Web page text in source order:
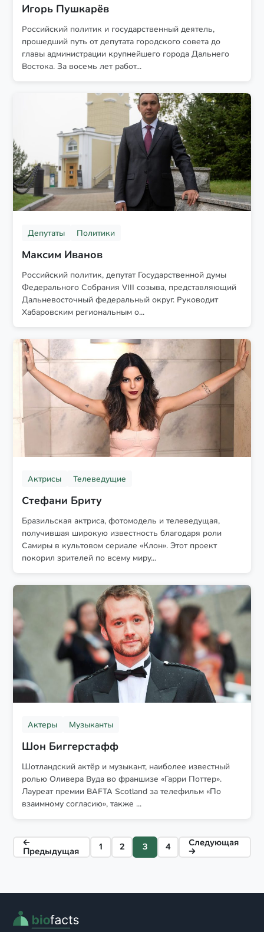
Игорь Пушкарёв
Российский политик и государственный деятель,
прошедший путь от депутата городского совета до
главы администрации крупнейшего города Дальнего
Востока. За восемь лет работ...
Депутаты Политики
Максим Иванов
Российский политик, депутат Государственной думы
Федерального Собрания VIII созыва, представляющий
Дальневосточный федеральный округ. Руководит
Хабаровским региональным о...
Актрисы Телеведущие
Стефани Бриту
Бразильская актриса, фотомодель и телеведущая,
получившая широкую известность благодаря роли
Самиры в культовом сериале «Клон». Этот проект
покорил зрителей по всему миру...
Актеры Музыканты
Шон Биггерстафф
Шотландский актёр и музыкант, наиболее известный
ролью Оливера Вуда во франшизе «Гарри Поттер».
Лауреат премии BAFTA Scotland за телефильм «По
взаимному согласию», также ...
Пагинация
←
Предыдущая 1 2 3 4 Следующая
→